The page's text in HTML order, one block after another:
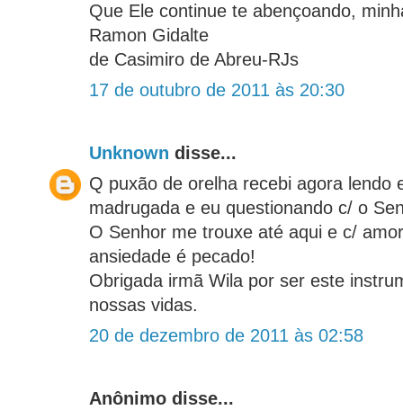
Que Ele continue te abençoando,
Ramon Gidalte
de Casimiro de Abreu-RJs
17 de outubro de 2011 às 20:30
Unknown disse...
Q puxão de orelha recebi agora lendo
madrugada e eu questionando c/ o
O Senhor me trouxe até aqui e c/
ansiedade é pecado!
Obrigada irmã Wila por ser este
nossas vidas.
20 de dezembro de 2011 às 02:58
Anônimo disse...